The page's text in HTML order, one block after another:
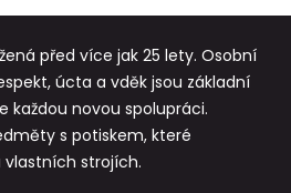
před více jak 25 lety. Osobní
úcta a vděk jsou základní
každou novou spolupráci.
s potiskem, které
vlastních strojích.